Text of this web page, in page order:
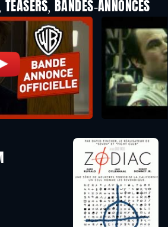
BANDES-ANNONCES